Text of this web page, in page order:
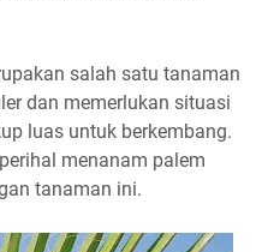
salah satu tanaman
dan memerlukan situasi
luas untuk berkembang.
menanam palem
tanaman ini.